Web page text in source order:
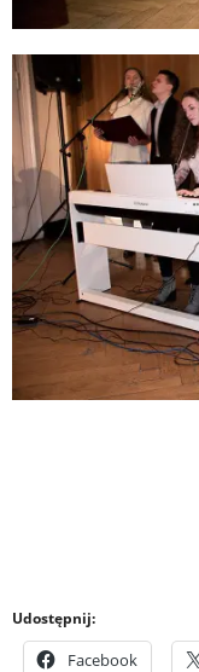
Udostępnij:
Facebook